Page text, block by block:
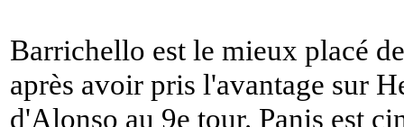
Barrichello est le mieux placé
après avoir pris l'avantage sur
d'Alonso au 9e tour. Panis est